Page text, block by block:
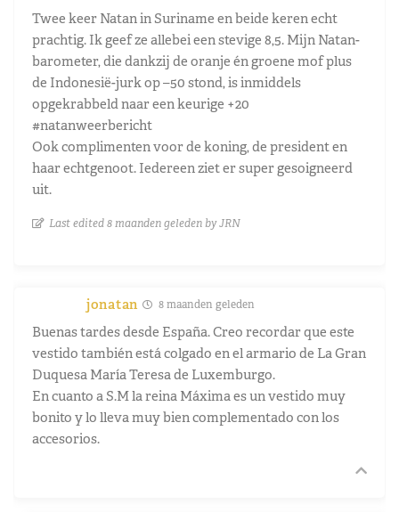
Twee keer Natan in Suriname en beide keren echt
prachtig. Ik geef ze allebei een stevige 8,5. Mijn Natan-
barometer, die dankzij de oranje én groene mof plus
de Indonesië-jurk op –50 stond, is inmiddels
opgekrabbeld naar een keurige +20
#natanweerbericht
Ook complimenten voor de koning, de president en
haar echtgenoot. Iedereen ziet er super gesoigneerd
uit.
Last edited 8 maanden geleden by JRN
jonatan 8 maanden geleden
Buenas tardes desde España. Creo recordar que este
vestido también está colgado en el armario de La Gran
Duquesa María Teresa de Luxemburgo.
En cuanto a S.M la reina Máxima es un vestido muy
bonito y lo lleva muy bien complementado con los
accesorios.